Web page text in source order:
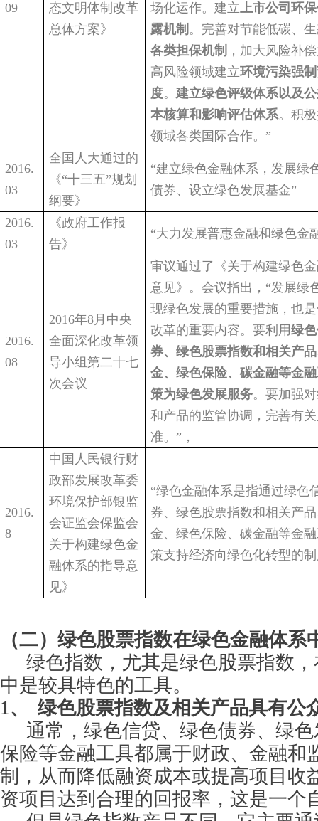
09
态文明体制改革
总体方案》
场化运作。建立上市公司环
露机制 。完善对节能低碳、
各类担保机制 ，加大风险补
高风险领域建立环境污染强
度。 建立绿色评级体系以及
本核算和影响评估体系。积
领域各类国际合作。 ”
2016.
03
全国人大通过的
《“十三五”规划
纲要》
“建立绿色金融体系，发展绿
债券、设立绿色发展基金”
2016.
03
《政府工作报
告》
“大力发展普惠金融和绿色金
2016.
08
2016年8月中央
全面深化改革领
导小组第二十七
次会议
审议通过了《关于构建绿色
意见》。会议指出， “发展绿
现绿色发展的重要措施，也
改革的重要内容。要利用绿
券、绿色股票指数和相关产
金、绿色保险、碳金融等金
策为绿色发展服务。要加强
和产品的监管协调，完善有
准。 ” ，
2016.
8
中国人民银行财
政部发展改革委
环境保护部银监
会证监会保监会
关于构建绿色金
融体系的指导意
见》
“绿色金融体系是指通过绿色
券、绿色股票指数和相关产
金、绿色保险、碳金融等金
策支持经济向绿色化转型的
（二） 绿色股票指数在绿色金融体系
绿色指数，尤其是绿色股票指数
中是较具特色的工具。
1、
绿色股票指数及相关产品具有公
通常，绿色信贷、绿色债券、绿
保险等金融工具都属于财政、金融和
制，从而降低融资成本或提高项目收
资项目达到合理的回报率，这是一个